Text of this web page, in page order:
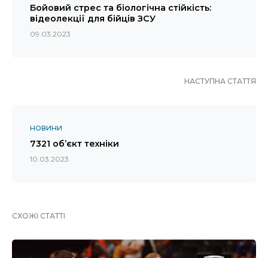
Бойовий стрес та біологічна стійкість:
відеолекції для бійців ЗСУ
09.03.2023
НАСТУПНА СТАТТЯ
НОВИНИ
7321 об’єкт техніки
10.03.2023
СХОЖІ СТАТТІ